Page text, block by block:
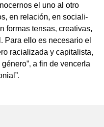
el uno al otro
en relación, en sociali-
formas tensas, creativas,
Para ello es necesario el
racializada y capitalista,
a fin de vencerla